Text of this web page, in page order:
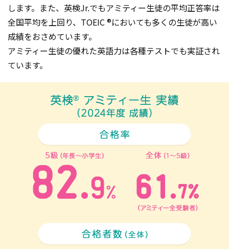
します。また、英検Jr.でもアミティー生徒の平均正答率は
全国平均を上回り、TOEIC ®においても多くの生徒が高い
成績をおさめています。
アミティー生徒の優れた英語力は各種テストでも実証され
ています。